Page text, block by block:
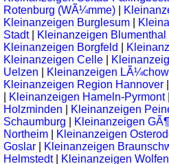
Rotenburg (WÃ¼mme)
Kleinanzeigen Burglesum
Stadt| Kleinanzeigen Blumenthal
Kleinanzeigen Borgfeld
Kleinanzeigen Celle
Uelzen
Kleinanzeigen
Kleinanzeigen Region Hannover
Kleinanzeigen Hameln-Pyrmont|
Holzminden
Kleinanzeigen
Schaumburg
Kleinanzeigen
Northeim
Kleinanzeigen
Goslar
Kleinanzeigen
Helmstedt| Kleinanzeigen